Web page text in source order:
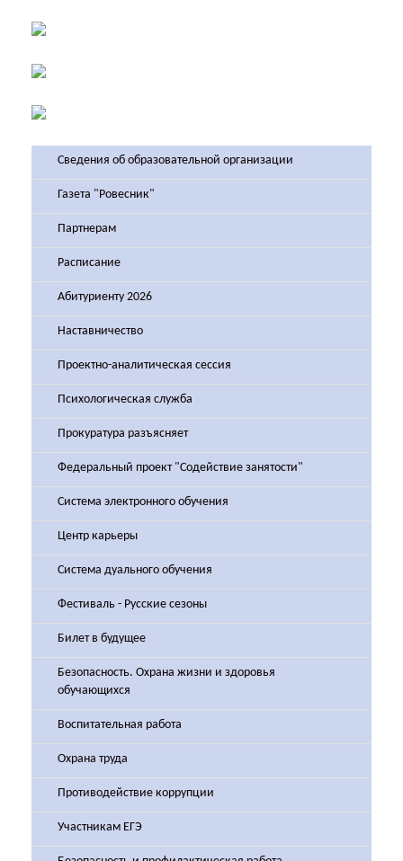
Сведения об образовательной организации
Газета "Ровесник"
Партнерам
Расписание
Абитуриенту 2026
Наставничество
Проектно-аналитическая сессия
Психологическая служба
Прокуратура разъясняет
Федеральный проект "Содействие занятости"
Система электронного обучения
Центр карьеры
Система дуального обучения
Фестиваль - Русские сезоны
Билет в будущее
Безопасность. Охрана жизни и здоровья
обучающихся
Воспитательная работа
Охрана труда
Противодействие коррупции
Участникам ЕГЭ